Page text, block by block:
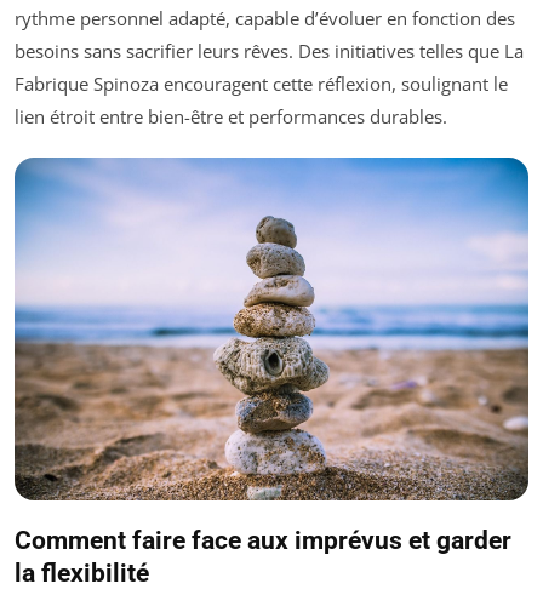
rythme personnel adapté, capable d’évoluer en fonction des
besoins sans sacrifier leurs rêves. Des initiatives telles que La
Fabrique Spinoza encouragent cette réflexion, soulignant le
lien étroit entre bien-être et performances durables.
Comment faire face aux imprévus et garder
la flexibilité